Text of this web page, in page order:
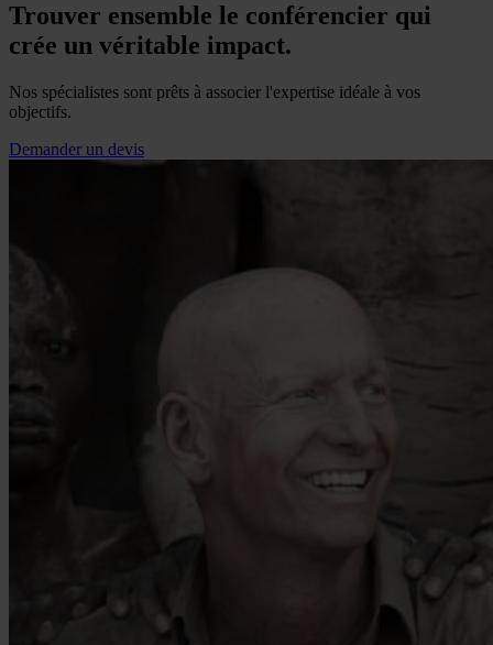
Trouver ensemble le conférencier qui
crée un véritable impact.
Nos spécialistes sont prêts à associer l'expertise idéale à vos
objectifs.
Demander un devis